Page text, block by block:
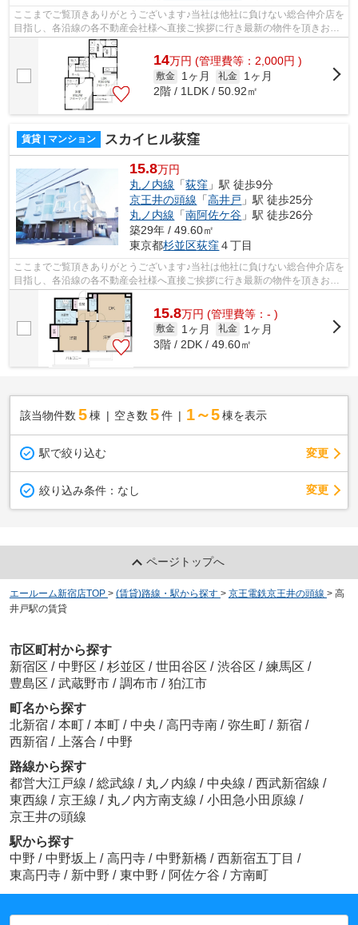
ここまでご覧頂きありがとうございます♪当社は他社に負けない総合仲介店を
目指し、各沿線の各不動産会社様へ直接ご挨拶に行き最新の物件を頂きお客
様へ提供しております！最新の情報は...
14万円 (管理費等：2,000円 )
敷金 1ヶ月 礼金
1ヶ月
2階 / 1LDK / 50.92㎡
賃貸 | マンション スカイヒル荻窪
15.8万円
丸ノ内線 「荻窪 」駅 徒歩9分
京王井の頭線 「高井戸 」駅 徒歩25分
丸ノ内線 「南阿佐ケ谷 」駅 徒歩26分
築29年 / 49.60㎡
東京都杉並区荻窪４丁目
ここまでご覧頂きありがとうございます♪当社は他社に負けない総合仲介店を
目指し、各沿線の各不動産会社様へ直接ご挨拶に行き最新の物件を頂きお客
様へ提供しております！最新の情報は...
15.8万円 (管理費等：- )
敷金 1ヶ月 礼金
1ヶ月
3階 / 2DK / 49.60㎡
該当物件数 5棟 空き数 5 件 1～5 棟を表示
駅で絞り込む 変更
絞り込み条件： なし 変更
ページトップへ
エールーム新宿店TOP > (賃貸)路線・駅から探す > 京王電鉄京王井の頭線 > 高
井戸駅の賃貸
市区町村から探す
新宿区 / 中野区 / 杉並区 / 世田谷区 / 渋谷区 / 練馬区 /
豊島区 / 武蔵野市 / 調布市 / 狛江市
町名から探す
北新宿 / 本町 / 本町 / 中央 / 高円寺南 / 弥生町 / 新宿 /
西新宿 / 上落合 / 中野
路線から探す
都営大江戸線 / 総武線 / 丸ノ内線 / 中央線 / 西武新宿線 /
東西線 / 京王線 / 丸ノ内方南支線 / 小田急小田原線 /
京王井の頭線
駅から探す
中野 / 中野坂上 / 高円寺 / 中野新橋 / 西新宿五丁目 /
東高円寺 / 新中野 / 東中野 / 阿佐ケ谷 / 方南町